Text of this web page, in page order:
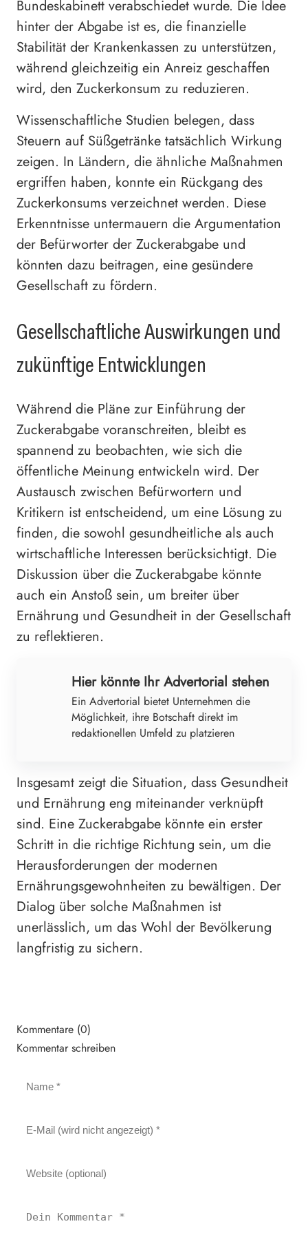
Bundeskabinett verabschiedet wurde. Die Idee
hinter der Abgabe ist es, die finanzielle
Stabilität der Krankenkassen zu unterstützen,
während gleichzeitig ein Anreiz geschaffen
wird, den Zuckerkonsum zu reduzieren.
Wissenschaftliche Studien belegen, dass
Steuern auf Süßgetränke tatsächlich Wirkung
zeigen. In Ländern, die ähnliche Maßnahmen
ergriffen haben, konnte ein Rückgang des
Zuckerkonsums verzeichnet werden. Diese
Erkenntnisse untermauern die Argumentation
der Befürworter der Zuckerabgabe und
könnten dazu beitragen, eine gesündere
Gesellschaft zu fördern.
Gesellschaftliche Auswirkungen und
zukünftige Entwicklungen
Während die Pläne zur Einführung der
Zuckerabgabe voranschreiten, bleibt es
spannend zu beobachten, wie sich die
öffentliche Meinung entwickeln wird. Der
Austausch zwischen Befürwortern und
Kritikern ist entscheidend, um eine Lösung zu
finden, die sowohl gesundheitliche als auch
wirtschaftliche Interessen berücksichtigt. Die
Diskussion über die Zuckerabgabe könnte
auch ein Anstoß sein, um breiter über
Ernährung und Gesundheit in der Gesellschaft
zu reflektieren.
Hier könnte Ihr Advertorial stehen
Ein Advertorial bietet Unternehmen die
Möglichkeit, ihre Botschaft direkt im
redaktionellen Umfeld zu platzieren
Insgesamt zeigt die Situation, dass Gesundheit
und Ernährung eng miteinander verknüpft
sind. Eine Zuckerabgabe könnte ein erster
Schritt in die richtige Richtung sein, um die
Herausforderungen der modernen
Ernährungsgewohnheiten zu bewältigen. Der
Dialog über solche Maßnahmen ist
unerlässlich, um das Wohl der Bevölkerung
langfristig zu sichern.
Kommentare (0)
Kommentar schreiben